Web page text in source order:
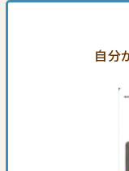
自分